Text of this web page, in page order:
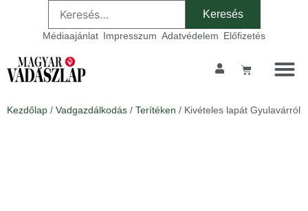
Médiaajánlat Impresszum Adatvédelem Előfizetés
Kezdőlap / Vadgazdálkodás / Terítéken / Kivételes lapát Gyulavárról